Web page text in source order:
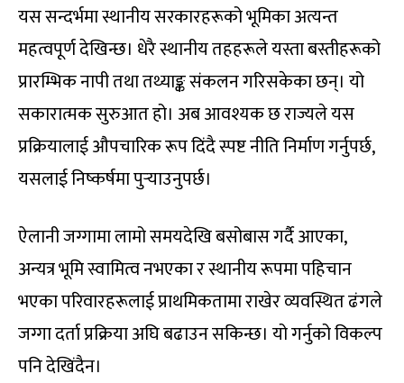
यस सन्दर्भमा स्थानीय सरकारहरूको भूमिका अत्यन्त
महत्वपूर्ण देखिन्छ। धेरै स्थानीय तहहरूले यस्ता बस्तीहरूको
प्रारम्भिक नापी तथा तथ्याङ्क संकलन गरिसकेका छन्। यो
सकारात्मक सुरुआत हो। अब आवश्यक छ राज्यले यस
प्रक्रियालाई औपचारिक रूप दिंदै स्पष्ट नीति निर्माण गर्नुपर्छ,
यसलाई निष्कर्षमा पुर्‍याउनुपर्छ।
ऐलानी जग्गामा लामो समयदेखि बसोबास गर्दै आएका,
अन्यत्र भूमि स्वामित्व नभएका र स्थानीय रूपमा पहिचान
भएका परिवारहरूलाई प्राथमिकतामा राखेर व्यवस्थित ढंगले
जग्गा दर्ता प्रक्रिया अघि बढाउन सकिन्छ। यो गर्नुको विकल्प
पनि देखिंदैन।